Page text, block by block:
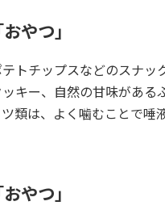
やつ」
トチップスなどのスナッ
キー、自然の甘味がある
類は、よく噛むことで
やつ」